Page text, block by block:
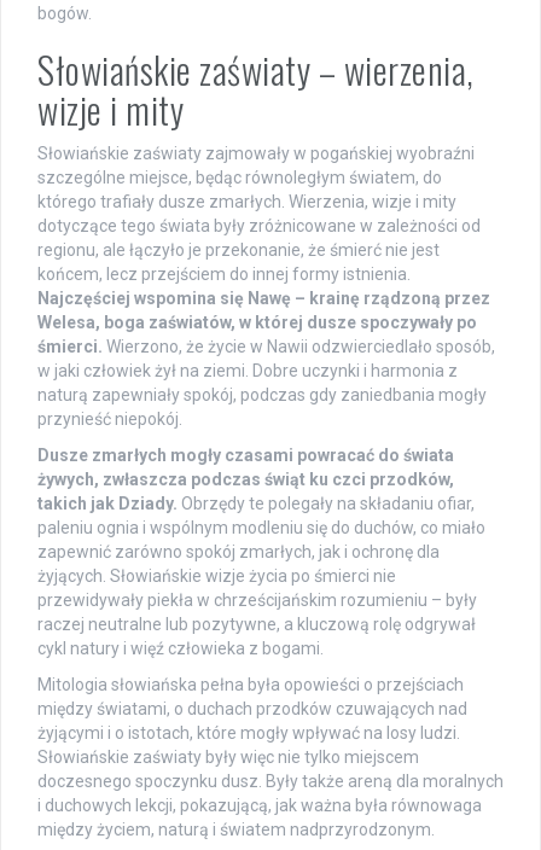
bogów.
Słowiańskie zaświaty – wierzenia,
wizje i mity
Słowiańskie zaświaty zajmowały w pogańskiej wyobraźni
szczególne miejsce, będąc równoległym światem, do
którego trafiały dusze zmarłych. Wierzenia, wizje i mity
dotyczące tego świata były zróżnicowane w zależności od
regionu, ale łączyło je przekonanie, że śmierć nie jest
końcem, lecz przejściem do innej formy istnienia.
Najczęściej wspomina się Nawę – krainę rządzoną przez
Welesa, boga zaświatów, w której dusze spoczywały po
śmierci. Wierzono, że życie w Nawii odzwierciedlało sposób,
w jaki człowiek żył na ziemi. Dobre uczynki i harmonia z
naturą zapewniały spokój, podczas gdy zaniedbania mogły
przynieść niepokój.
Dusze zmarłych mogły czasami powracać do świata
żywych, zwłaszcza podczas świąt ku czci przodków,
takich jak Dziady. Obrzędy te polegały na składaniu ofiar,
paleniu ognia i wspólnym modleniu się do duchów, co miało
zapewnić zarówno spokój zmarłych, jak i ochronę dla
żyjących. Słowiańskie wizje życia po śmierci nie
przewidywały piekła w chrześcijańskim rozumieniu – były
raczej neutralne lub pozytywne, a kluczową rolę odgrywał
cykl natury i więź człowieka z bogami.
Mitologia słowiańska pełna była opowieści o przejściach
między światami, o duchach przodków czuwających nad
żyjącymi i o istotach, które mogły wpływać na losy ludzi.
Słowiańskie zaświaty były więc nie tylko miejscem
doczesnego spoczynku dusz. Były także areną dla moralnych
i duchowych lekcji, pokazującą, jak ważna była równowaga
między życiem, naturą i światem nadprzyrodzonym.